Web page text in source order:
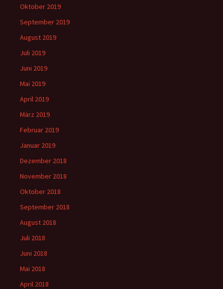
Oktober 2019
September 2019
August 2019
Juli 2019
Juni 2019
Mai 2019
April 2019
März 2019
Februar 2019
Januar 2019
Dezember 2018
November 2018
Oktober 2018
September 2018
August 2018
Juli 2018
Juni 2018
Mai 2018
April 2018